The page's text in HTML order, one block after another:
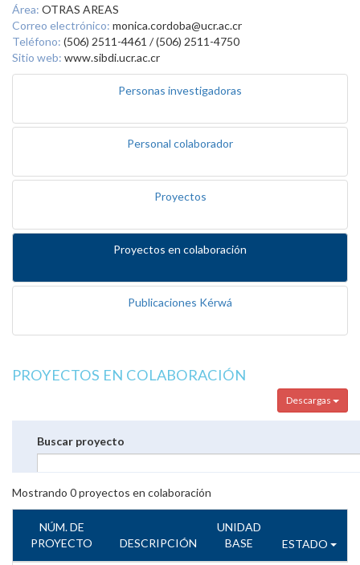
Área: OTRAS AREAS
Correo electrónico: monica.cordoba@ucr.ac.cr
Teléfono: (506) 2511-4461 / (506) 2511-4750
Sitio web: www.sibdi.ucr.ac.cr
Personas investigadoras
Personal colaborador
Proyectos
Proyectos en colaboración
Publicaciones Kérwá
PROYECTOS EN COLABORACIÓN
Descargas
Buscar proyecto
Mostrando 0proyectos en colaboración
NÚM. DE
PROYECTO
DESCRIPCIÓN
UNIDAD
BASE
ESTADO